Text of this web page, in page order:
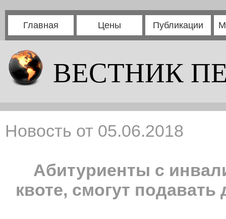
Главная Цены Публикации
ВЕСТНИК
Новость от 05.06.2018
Абитуриенты с
квоте, смогут